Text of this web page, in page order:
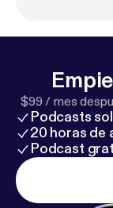
$99 / mes
Podcasts
20 horas de
Podcast